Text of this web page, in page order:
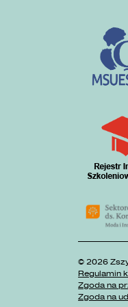
© 2026
Regulamin
Zgoda na
Zgoda na